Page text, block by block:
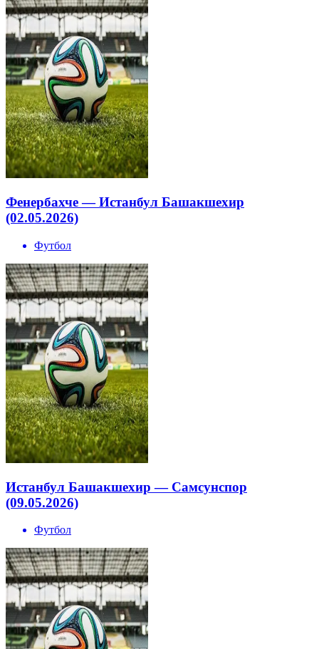
Фенербахче — Истанбул Башакшехир
(02.05.2026)
Футбол
Истанбул Башакшехир — Самсунспор
(09.05.2026)
Футбол